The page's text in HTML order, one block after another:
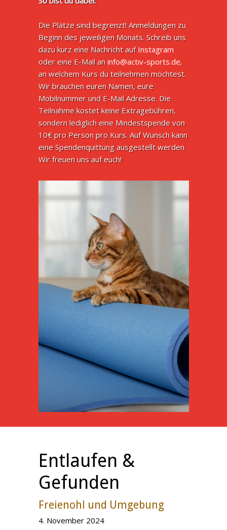
Die Plätze sind begrenzt! Anmeldungen zu
Beginn des jeweiligen Monats. Schreib uns
dazu kurz eine Nachricht aufInstagram
oder eine E-Mail aninfo@activ-sports.de,
an welchem Kurs du teilnehmen möchtest.
Wir brauchen euren Namen, eure
Mobilnummer und E-Mail Adresse. Die
Teilnahme kostet keine Extragebühren,
sondern lediglich eine Mindestspende von
10€ pro Person pro Kurs. Auf Wunsch kann
eine Spendenquittung ausgestellt werden.
Wir freuen uns auf euch!
Entlaufen &
Gefunden
Freienohl und Umgebung
4. November 2024